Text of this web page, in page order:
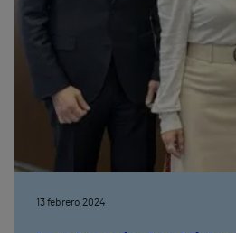
13 febrero 2024